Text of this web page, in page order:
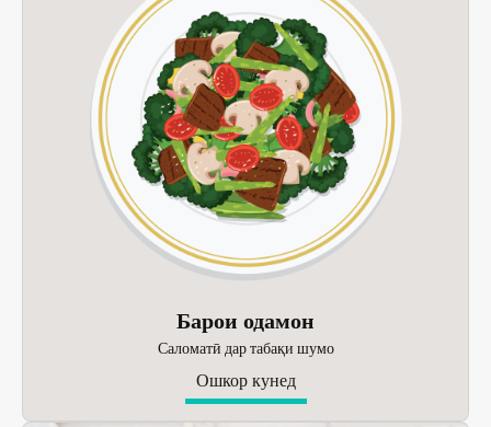
Барои одамон
Саломатӣ дар табақи шумо
Ошкор кунед